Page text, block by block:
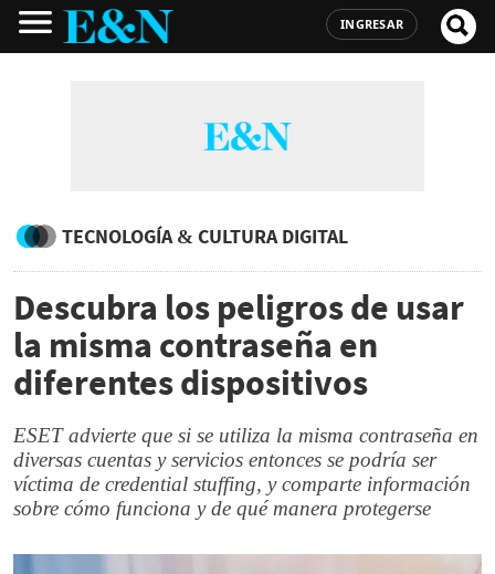
INGRESAR
TECNOLOGÍA & CULTURA DIGITAL
Descubra los peligros de usar
la misma contraseña en
diferentes dispositivos
ESET advierte que si se utiliza la misma contraseña en
diversas cuentas y servicios entonces se podría ser
víctima de credential stuffing, y comparte información
sobre cómo funciona y de qué manera protegerse